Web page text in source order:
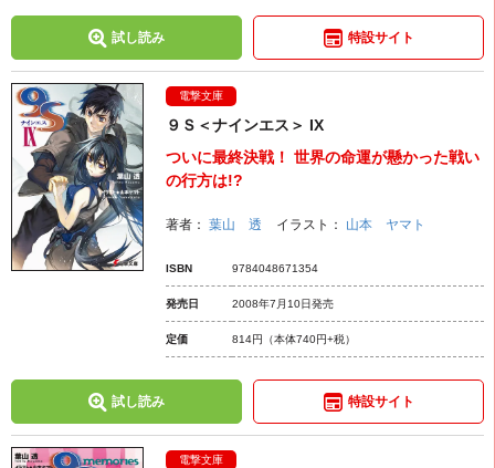
試し読み 特設サイト
電撃文庫
９Ｓ＜ナインエス＞ IX
ついに最終決戦！ 世界の命運が懸かった戦い
の行方は!?
著者： 葉山 透 イラスト： 山本 ヤマト
ISBN 9784048671354
発売日 2008年7月10日発売
定価 814円 （本体740円+税）
試し読み 特設サイト
電撃文庫